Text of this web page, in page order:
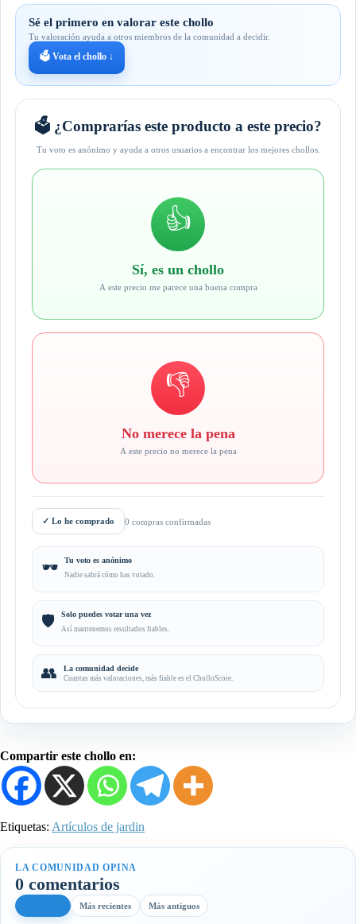
Sé el primero en valorar este chollo
Tu valoración ayuda a otros miembros de la comunidad a decidir.
🗳️ Vota el chollo ↓
🗳️ ¿Comprarías este producto a este precio?
Tu voto es anónimo y ayuda a otros usuarios a encontrar los mejores chollos.
👍
Sí, es un chollo
A este precio me parece una buena compra
👎
No merece la pena
A este precio no merece la pena
✓ Lo he comprado 0 compras confirmadas
🕶️ Tu voto es anónimo
Nadie sabrá cómo has votado.
🛡️ Solo puedes votar una vez
Así mantenemos resultados fiables.
👥 La comunidad decide
Cuantas más valoraciones, más fiable es el CholloScore.
Compartir este chollo en:
Etiquetas: Artículos de jardin
LA COMUNIDAD OPINA
0 comentarios
Más recientes Más antiguos